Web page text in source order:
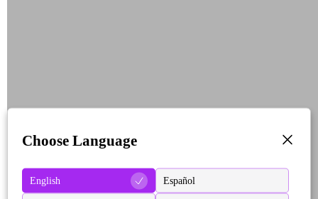
Choose Language
English Español